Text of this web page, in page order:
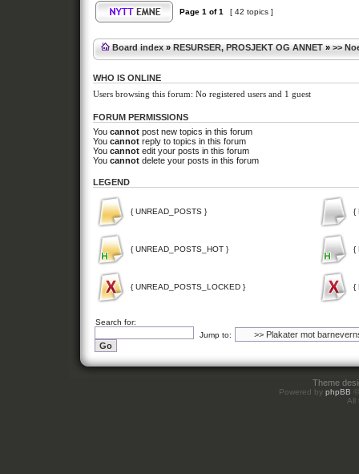
Page 1 of1 [ 42 topics ]
Board index » RESURSER, PROSJEKT OG ANNET » >>
WHO IS ONLINE
Users browsing this forum: No registered users and 1 guest
FORUM PERMISSIONS
You cannot post new topics in this forum
You cannot reply to topics in this forum
You cannot edit your posts in this forum
You cannot delete your posts in this forum
LEGEND
{ UNREAD_POSTS } {
{ UNREAD_POSTS_HOT } {
{ UNREAD_POSTS_LOCKED } {
Search for:
Jump to:
Theme
Powered by phpBB
All